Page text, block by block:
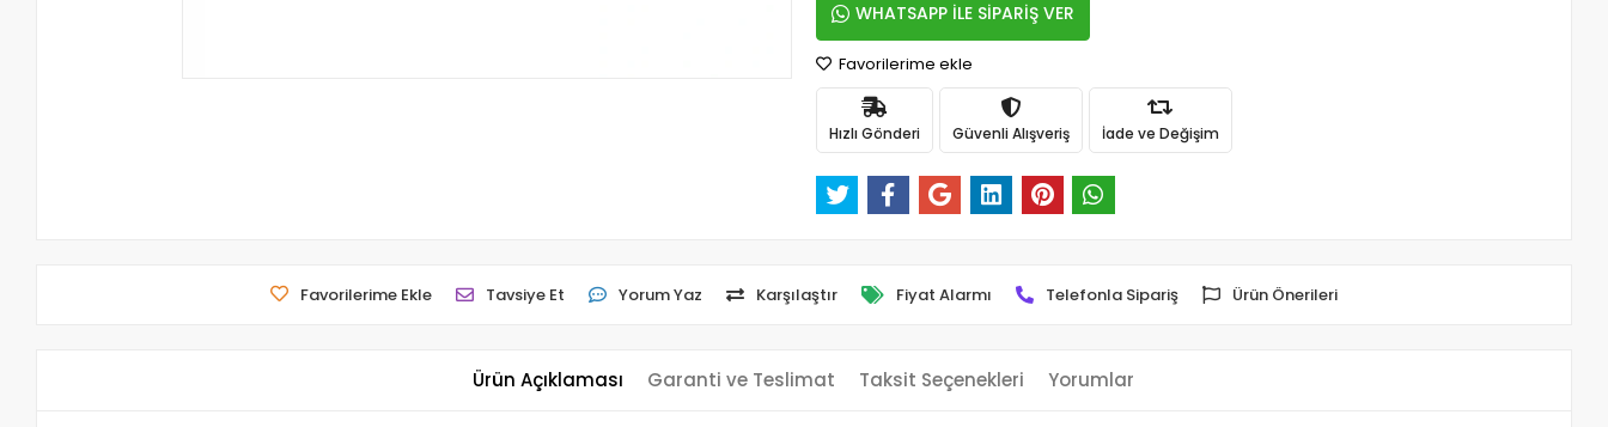
WHATSAPP İLE SİPARİŞ VER
Favorilerime ekle
Hızlı Gönderi Güvenli Alışveriş İade ve Değişim
Favorilerime Ekle Tavsiye Et Yorum Yaz Karşılaştır Fiyat Alarmı Telefonla Sipariş Ürün Önerileri
Ürün Açıklaması Garanti ve Teslimat Taksit Seçenekleri Yorumlar